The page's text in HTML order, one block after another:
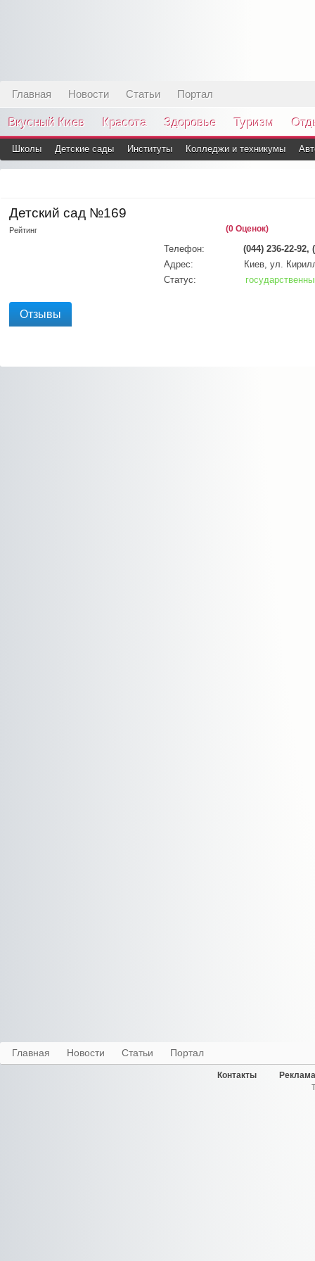
Главная Новости Статьи Портал
Вкусный Киев Красота Здоровье Туризм
Школы Детские сады Институты Колледжи и техникумы
Детский сад №169
Рейтинг (0 Оценок)
Телефон:
(044) 236-22-92,
Адрес:
Киев, ул.
Статус:
Отзывы
Главная Новости Статьи Портал
Контакты